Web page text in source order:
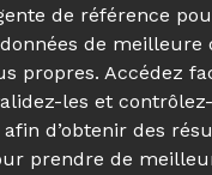
de référence
de meilleure
propres. Accédez
les et
afin d’obtenir des
prendre de